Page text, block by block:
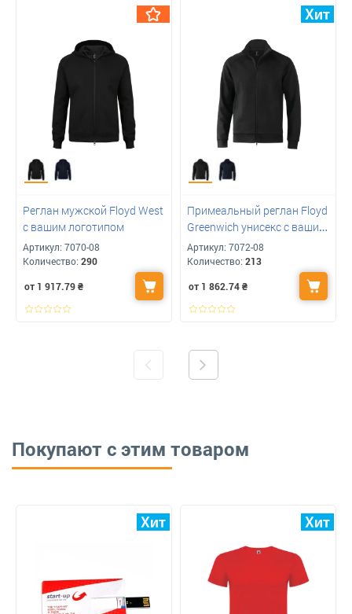
Реглан мужской Floyd West
с вашим логотипом
Артикул: 7070-08
Количество: 290
от 1 917.79₴
Примеальный реглан Floyd
Greenwich унисекс с вашим
логотипом
Артикул: 7072-08
Количество: 213
от 1 862.74₴
Покупают с этим товаром